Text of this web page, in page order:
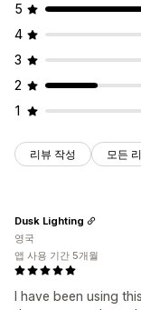
5
4
3
2
1
리뷰 작성 모든
I have been using
Dusk Lighting
영국
앱 사용 기간 5개월